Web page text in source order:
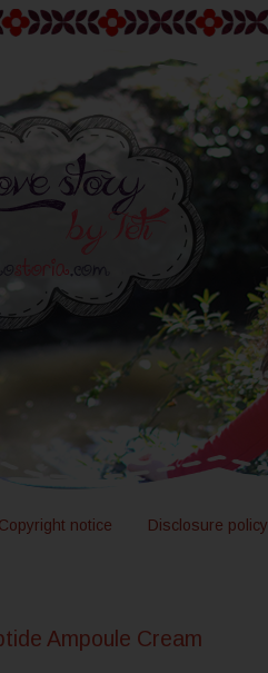
Copyright notice Disclosure policy
Ampoule Cream